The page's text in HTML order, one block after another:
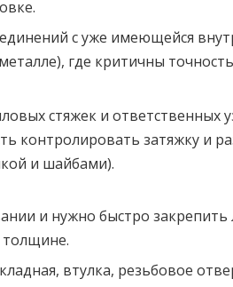
с уже имеющейся
где критичны
стяжек и ответственных
контролировать затяжку и
и шайбами).
и нужно быстро
толщине.
втулка, резьбовое